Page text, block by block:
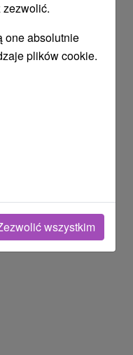
one absolutnie
plików cookie.
wszystkim